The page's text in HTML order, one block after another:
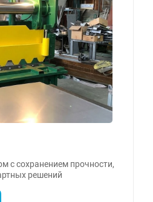
с сохранением прочности,
решений